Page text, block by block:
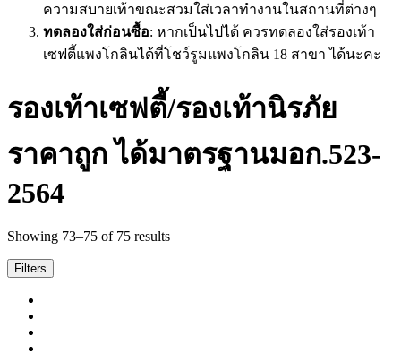
ความสบายเท้าขณะสวมใส่เวลาทำงานในสถานที่ต่างๆ
ทดลองใส่ก่อนซื้อ: หากเป็นไปได้ ควรทดลองใส่รองเท้า
เซฟตี้แพงโกลินได้ที่โชว์รูมแพงโกลิน 18 สาขา ได้นะคะ
รองเท้าเซฟตี้/รองเท้านิรภัย
ราคาถูก ได้มาตรฐานมอก.523-
2564
Showing 73–75 of 75 resultsSorted
Filters